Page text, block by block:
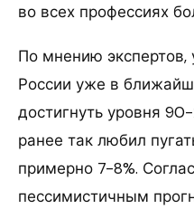
во всех профессиях
По мнению экспертов,
России уже в
достигнуть уровня
ранее так любил
примерно 7-8%.
пессимистичным